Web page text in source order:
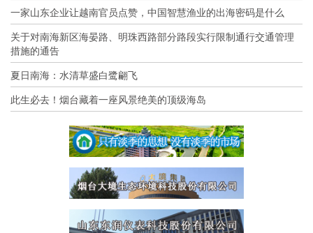
一家山东企业让越南官员点赞，中国智慧渔业的出海密码是什么
关于对南海新区海晏路、明珠西路部分路段实行限制通行交通管理
措施的通告
夏日南海：水清草盛白鹭翩飞
此生必去！烟台藏着一座风景绝美的顶级海岛